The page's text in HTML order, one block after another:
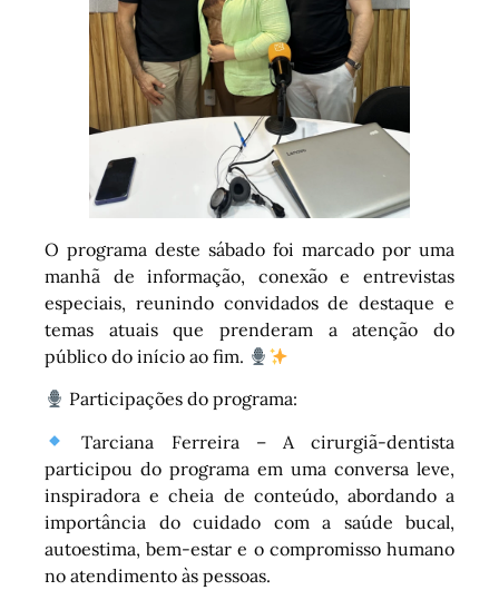
O programa deste sábado foi marcado por uma
manhã de informação, conexão e entrevistas
especiais, reunindo convidados de destaque e
temas atuais que prenderam a atenção do
público do início ao fim.
Participações do programa:
Tarciana Ferreira – A cirurgiã-dentista
participou do programa em uma conversa leve,
inspiradora e cheia de conteúdo, abordando a
importância do cuidado com a saúde bucal,
autoestima, bem-estar e o compromisso humano
no atendimento às pessoas.